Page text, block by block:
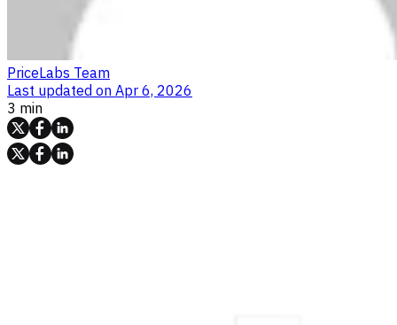
PriceLabs Team
Last updated on Apr 6, 2026
3 min